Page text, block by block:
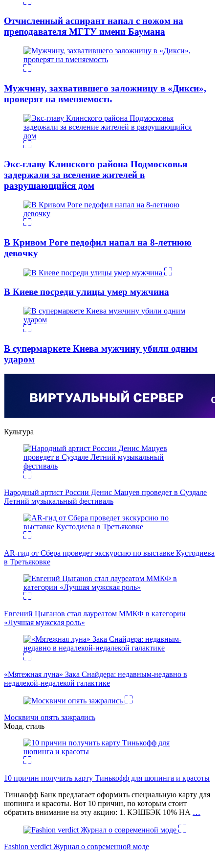
Отчисленный аспирант напал с ножом на
преподавателя МГТУ имени Баумана
Мужчину, захватившего заложницу в «Дикси»,
проверят на вменяемость
Экс-главу Клинского района Подмосковья
задержали за вселение жителей в
разрушающийся дом
В Кривом Роге педофил напал на 8-летнюю
девочку
В Киеве посреди улицы умер мужчина
В супермаркете Киева мужчину убили одним
ударом
Культура
Народный артист России Денис Мацуев проведет в Суздале
Летний музыкальный фестиваль
AR-гид от Сбера проведет экскурсию по выставке Кустодиева
в Третьяковке
Евгений Цыганов стал лауреатом ММКФ в категории
«Лучшая мужская роль»
«Мятежная луна» Зака Снайдера: недавным-недавно в
недалекой-недалекой галактике
Москвичи опять зажрались
Мода, стиль
10 причин получить карту Тинькофф для шопинга и красоты
Тинькофф Банк предлагает оформить специальную карту для
шопинга и красоты. Вот 10 причин, по которым стоит
обратить внимание на эту акцию: 1. КЭШБЭК 10% НА …
Fashion verdict Журнал о современной моде